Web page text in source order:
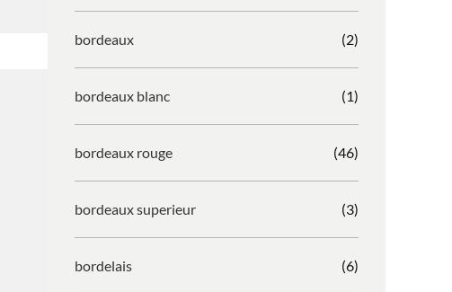
bordeaux (2)
bordeaux blanc (1)
bordeaux rouge (46)
bordeaux superieur (3)
bordelais (6)